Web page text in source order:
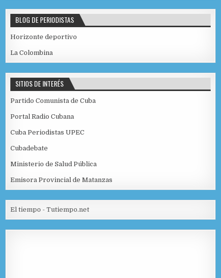
BLOG DE PERIODISTAS
Horizonte deportivo
La Colombina
SITIOS DE INTERÉS
Partido Comunista de Cuba
Portal Radio Cubana
Cuba Periodistas UPEC
Cubadebate
Ministerio de Salud Pública
Emisora Provincial de Matanzas
El tiempo - Tutiempo.net